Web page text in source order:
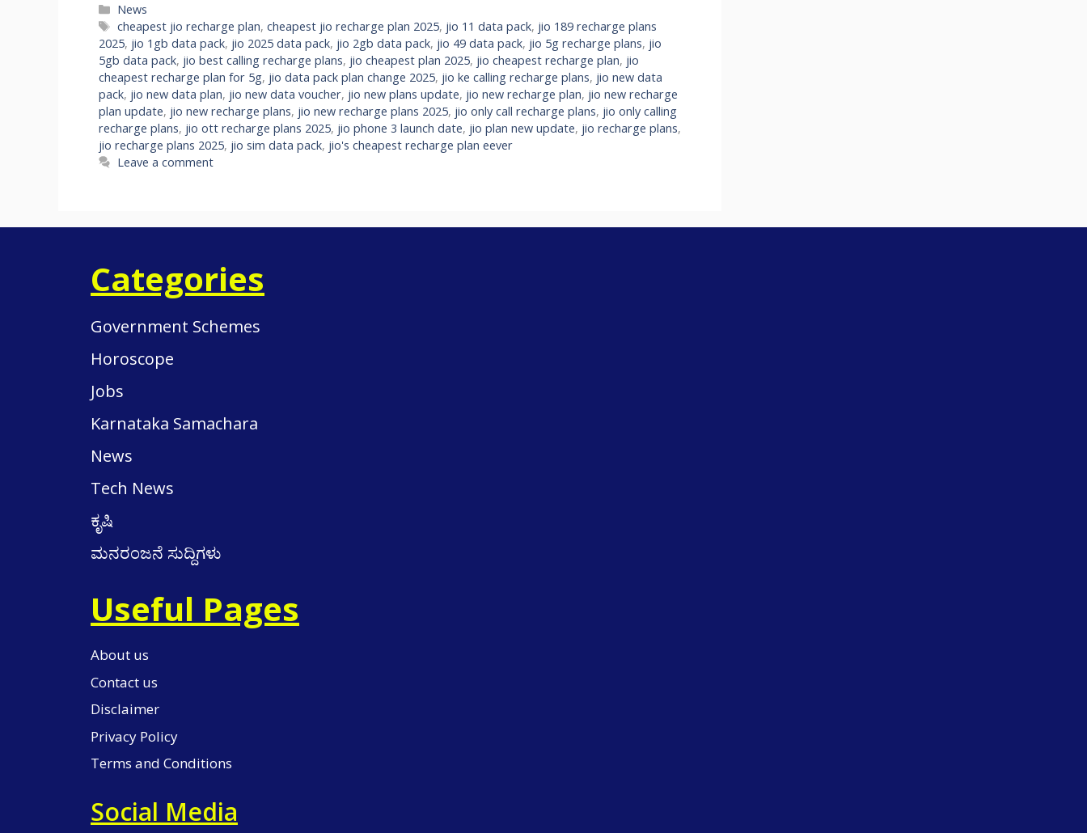
Categories
News
Tags
cheapest jio recharge plan,cheapest jio recharge plan 2025, jio 11 data pack, jio 189 recharge plans
2025, jio 1gb data pack, jio 2025 data pack, jio 2gb data pack, jio 49 data pack, jio 5g recharge plans, jio
5gb data pack, jio best calling recharge plans, jio cheapest plan 2025, jio cheapest recharge plan, jio
cheapest recharge plan for 5g, jio data pack plan change 2025, jio ke calling recharge plans, jio new data
pack, jio new data plan, jio new data voucher, jio new plans update, jio new recharge plan, jio new recharge
plan update, jio new recharge plans, jio new recharge plans 2025, jio only call recharge plans, jio only calling
recharge plans, jio ott recharge plans 2025, jio phone 3 launch date, jio plan new update, jio recharge plans,
jio recharge plans 2025, jio sim data pack, jio's cheapest recharge plan eever
Leave a comment
Categories
Government Schemes
Horoscope
Jobs
Karnataka Samachara
News
Tech News
ಕೃಷಿ
ಮನರಂಜನೆ ಸುದ್ದಿಗಳು
Useful Pages
About us
Contact us
Disclaimer
Privacy Policy
Terms and Conditions
Social Media